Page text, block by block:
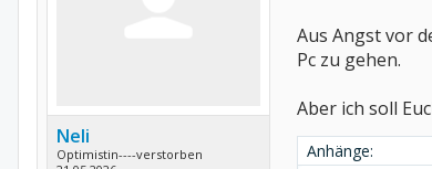
Neli
Optimistin----verstorben
Aus Angst vor
Pc zu gehen.
Aber ich soll
Anhänge: